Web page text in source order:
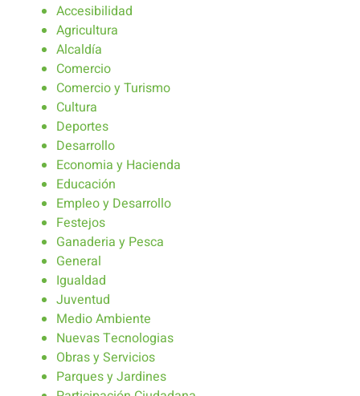
Accesibilidad
Agricultura
Alcaldía
Comercio
Comercio y Turismo
Cultura
Deportes
Desarrollo
Economia y Hacienda
Educación
Empleo y Desarrollo
Festejos
Ganaderia y Pesca
General
Igualdad
Juventud
Medio Ambiente
Nuevas Tecnologias
Obras y Servicios
Parques y Jardines